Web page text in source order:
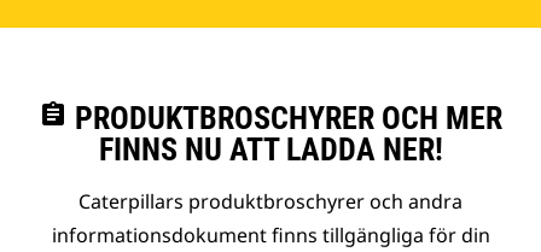
assignment PRODUKTBROSCHYRER OCH MER
FINNS NU ATT LADDA NER!
Caterpillars produktbroschyrer och andra
informationsdokument finns tillgängliga för din